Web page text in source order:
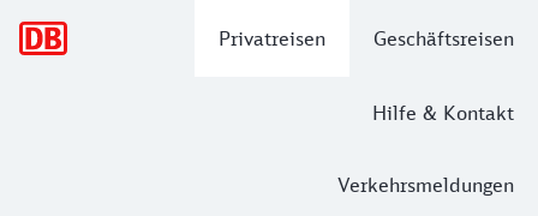
Privatreisen Geschäftsreisen
Hilfe & Kontakt
Verkehrsmeldungen